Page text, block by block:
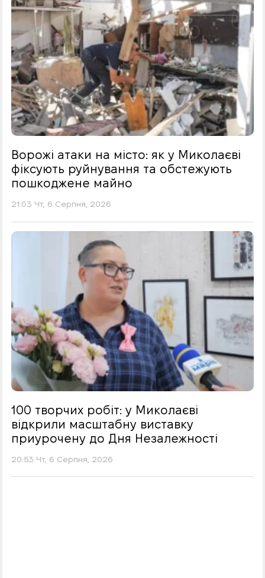
Ворожі атаки на місто: як у Миколаєві
фіксують руйнування та обстежують
пошкоджене майно
21:03 Чт, 6 Серпня, 2026
100 творчих робіт: у Миколаєві
відкрили масштабну виставку
приурочену до Дня Незалежності
20:53 Чт, 6 Серпня, 2026